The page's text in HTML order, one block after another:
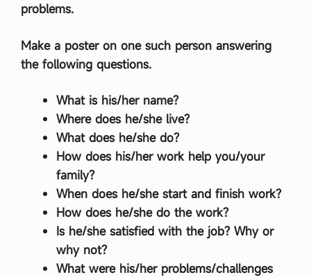
problems.
Make a poster on one such person answering
the following questions.
What is his/her name?
Where does he/she live?
What does he/she do?
How does his/her work help you/your
family?
When does he/she start and finish work?
How does he/she do the work?
Is he/she satisfied with the job? Why or
why not?
What were his/her problems/challenges